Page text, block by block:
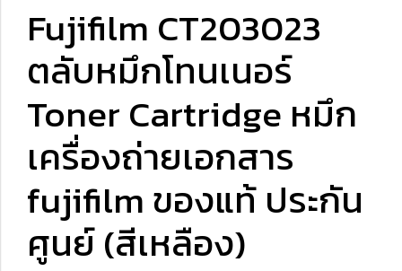
Fujifilm CT203023
ตลับหมึกโทนเนอร์
Toner Cartridge หมึก
เครื่องถ่ายเอกสาร
fujifilm ของแท้ ประกัน
ศูนย์ (สีเหลือง)